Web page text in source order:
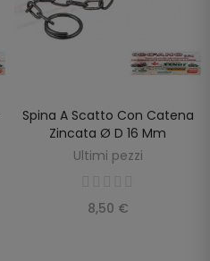
AGGIUNGI AL CARRELLO
Spina A Scatto Con Catena
Zincata Ø D 16 Mm
Ultimi pezzi
8,50 €